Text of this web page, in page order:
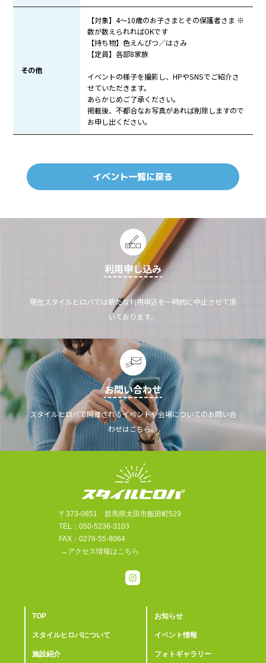
その他
【対象】4〜10歳のお子さまとその保護者さま ※
数が数えられればOKです
【持ち物】色えんぴつ／はさみ
【定員】各部8家族
イベントの様子を撮影し、HPやSNSでご紹介さ
せていただきます。
あらかじめご了承ください。
掲載後、不都合なお写真があれば削除しますので
お申し出ください。
イベント一覧に戻る
利用申し込み
現在スタイルヒロバでは新たな利用申込を一時的に中止させて頂
いております。
お問い合わせ
スタイルヒロバで開催されるイベントや会場についてのお問い合
わせはこちら。
〒373-0851 群馬県太田市飯田町529
TEL：050-5236-3103
FAX：0276-55-8064
→アクセス情報はこちら
TOP お知らせ
スタイルヒロバについて イベント情報
施設紹介 フォトギャラリー